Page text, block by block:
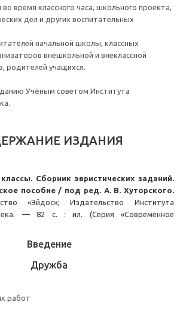
время классного часа, школьного проекта,
дел и других воспитательных
начальной школы, классных
внешкольной и внеклассной
родителей учащихся.
Учёным советом Института
ИЗДАНИЯ
Сборник эвристических заданий.
пособие / под ред. А. В. Хуторского.
«Эйдос»; Издательство Института
— 82 с. : ил. (Серия «Современное
Введение
Дружба
работ